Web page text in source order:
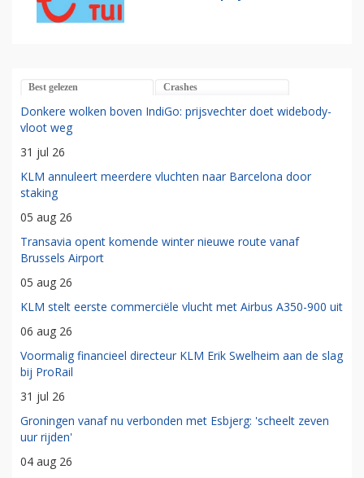
Best gelezen Crashes
Donkere wolken boven IndiGo: prijsvechter doet widebody-
vloot weg
31 jul 26
KLM annuleert meerdere vluchten naar Barcelona door
staking
05 aug 26
Transavia opent komende winter nieuwe route vanaf
Brussels Airport
05 aug 26
KLM stelt eerste commerciële vlucht met Airbus A350-900 uit
06 aug 26
Voormalig financieel directeur KLM Erik Swelheim aan de slag
bij ProRail
31 jul 26
Groningen vanaf nu verbonden met Esbjerg: 'scheelt zeven
uur rijden'
04 aug 26